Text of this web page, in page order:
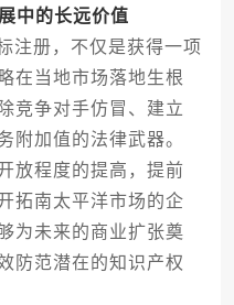
中的长远价值
册，不仅是获得一项
在当地市场落地生根
竞争对手仿冒、建立
附加值的法律武器。
放程度的提高，提前
拓南太平洋市场的企
为未来的商业扩张奠
防范潜在的知识产权